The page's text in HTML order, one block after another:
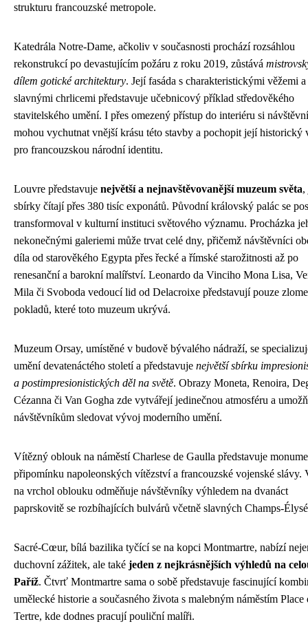
strukturu francouzské metropole.
Katedrála Notre-Dame, ačkoliv v současnosti prochází rozsáhlou
rekonstrukcí po devastujícím požáru z roku 2019, zůstává
dílem gotické architektury. Její fasáda s charakteristickými věžemi a
slavnými chrlicemi představuje učebnicový příklad středověkého
stavitelského umění. I přes omezený přístup do interiéru si
mohou vychutnat vnější krásu této stavby a pochopit její historický
pro francouzskou národní identitu.
Louvre představuje největší a nejnavštěvovanější muzeum světa,
sbírky čítají přes 380 tisíc exponátů. Původní královský palác se
transformoval v kulturní instituci světového významu. Procházka
nekonečnými galeriemi může trvat celé dny, přičemž návštěvníci
díla od starověkého Egypta přes řecké a římské starožitnosti až po
renesanční a barokní malířství. Leonardo da Vinciho Mona Lisa,
Mila či Svoboda vedoucí lid od Delacroixe představují pouze
pokladů, které toto muzeum ukrývá.
Muzeum Orsay, umístěné v budově bývalého nádraží, se
umění devatenáctého století a představuje největší sbírku
a postimpresionistických děl na světě. Obrazy Moneta, Renoira,
Cézanna či Van Gogha zde vytvářejí jedinečnou atmosféru a
návštěvníkům sledovat vývoj moderního umění.
Vítězný oblouk na náměstí Charlese de Gaulla představuje
připomínku napoleonských vítězství a francouzské vojenské slávy.
na vrchol oblouku odměňuje návštěvníky výhledem na dvanáct
paprskovitě se rozbíhajících bulvárů včetně slavných Champs-
Sacré-Cœur, bílá bazilika tyčící se na kopci Montmartre, nabízí
duchovní zážitek, ale také jeden z nejkrásnějších výhledů na
Paříž. Čtvrť Montmartre sama o sobě představuje fascinující
umělecké historie a současného života s malebným náměstím Place
Tertre, kde dodnes pracují pouliční malíři.